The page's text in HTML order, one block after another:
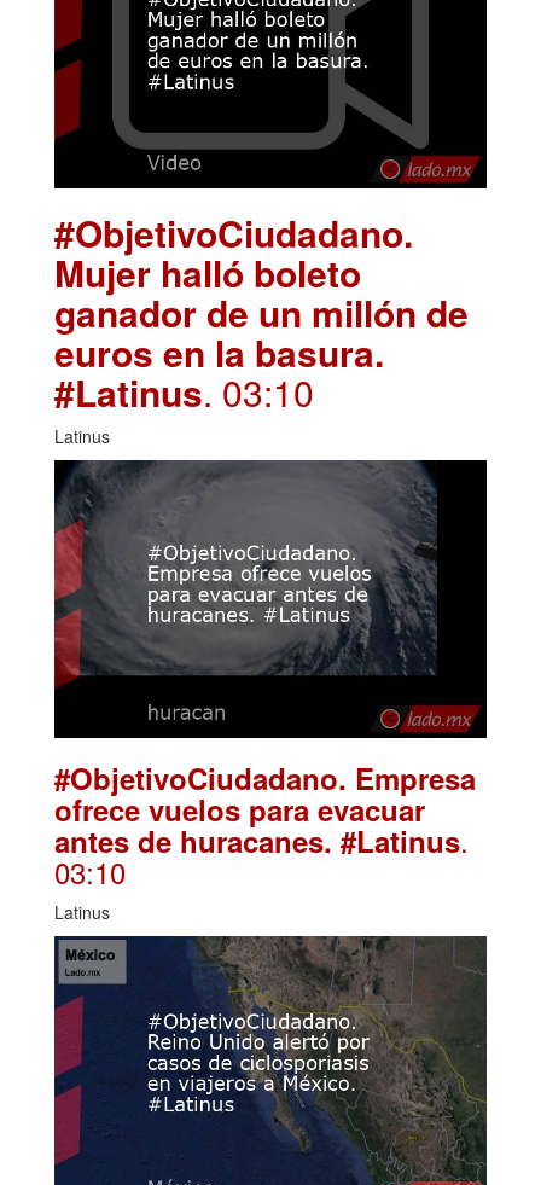
#ObjetivoCiudadano.
Mujer halló boleto
ganador de un millón de
euros en la basura.
#Latinus. 03:10
Latinus
#ObjetivoCiudadano. Empresa
ofrece vuelos para evacuar
antes de huracanes. #Latinus.
03:10
Latinus